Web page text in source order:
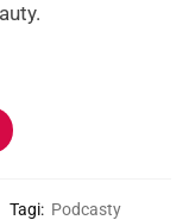
Tagi: Podcasty